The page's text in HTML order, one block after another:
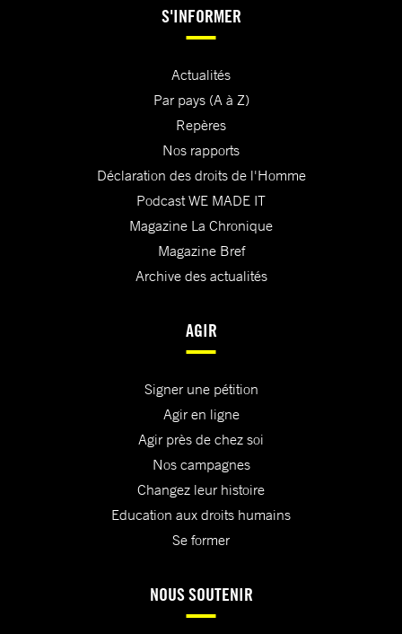
S'INFORMER
Actualités
Par pays (A à Z)
Repères
Nos rapports
Déclaration des droits de l'Homme
Podcast WE MADE IT
Magazine La Chronique
Magazine Bref
Archive des actualités
AGIR
Signer une pétition
Agir en ligne
Agir près de chez soi
Nos campagnes
Changez leur histoire
Education aux droits humains
Se former
NOUS SOUTENIR